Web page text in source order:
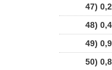
47)
48)
49)
50)